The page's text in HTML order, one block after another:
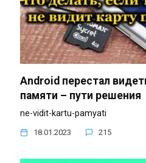
Android перестал
памяти – пути решения
ne-vidit-kartu-pamyati
18.01.2023 215